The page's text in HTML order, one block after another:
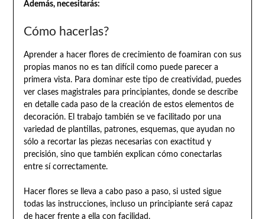
Además, necesitarás:
Cómo hacerlas?
Aprender a hacer flores de crecimiento de foamiran con sus
propias manos no es tan difícil como puede parecer a
primera vista. Para dominar este tipo de creatividad, puedes
ver clases magistrales para principiantes, donde se describe
en detalle cada paso de la creación de estos elementos de
decoración. El trabajo también se ve facilitado por una
variedad de plantillas, patrones, esquemas, que ayudan no
sólo a recortar las piezas necesarias con exactitud y
precisión, sino que también explican cómo conectarlas
entre sí correctamente.
Hacer flores se lleva a cabo paso a paso, si usted sigue
todas las instrucciones, incluso un principiante será capaz
de hacer frente a ella con facilidad.